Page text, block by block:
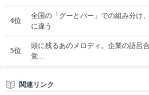
4位
全国の「グーとパー」での組み分け
に違う
5位
頭に残るあのメロディ。企業の語呂
覚...
関連リンク